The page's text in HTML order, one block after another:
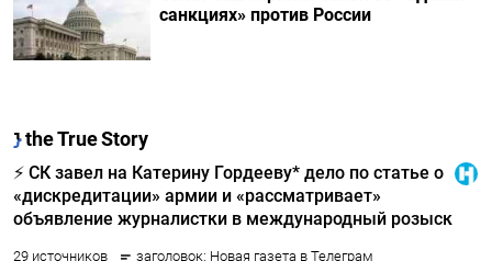
санкциях» против России